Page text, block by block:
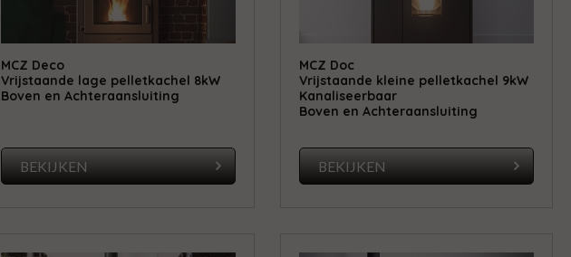
MCZ Deco
Vrijstaande lage pelletkachel 8kW
Boven en Achteraansluiting
BEKIJKEN
MCZ Doc
Vrijstaande kleine pelletkachel 9kW
Kanaliseerbaar
Boven en Achteraansluiting
BEKIJKEN